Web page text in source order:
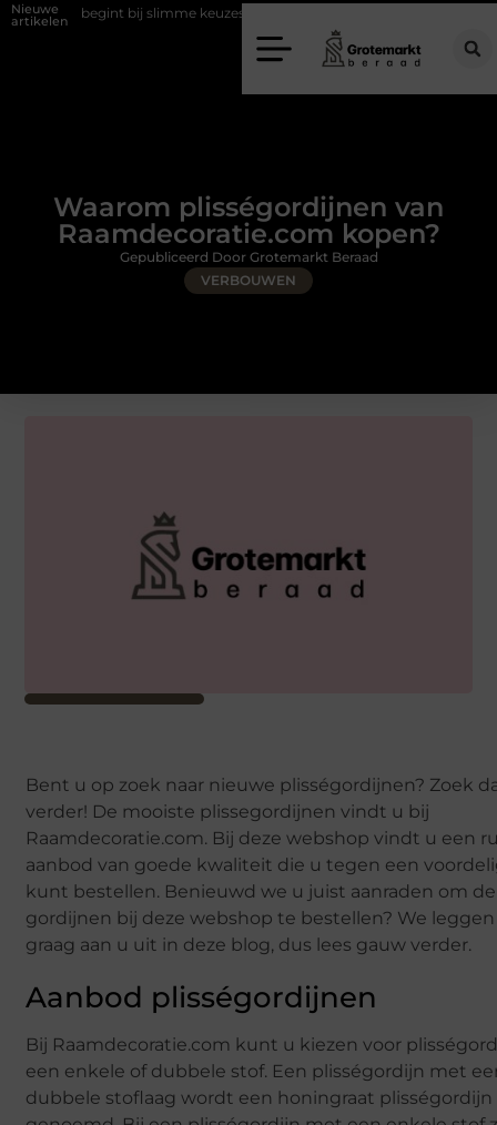
Nieuwe
artikelen
bij slimme keuzes Waarom kiezen voor een rijschool in Utrecht?
Waarom plisségordijnen van
Raamdecoratie.com kopen?
VERBOUWEN
Gepubliceerd Door Grotemarkt Beraad
Bent u op zoek naar nieuwe plisségordijnen? Zoek
verder! De mooiste plissegordijnen vindt u bij
Raamdecoratie.com. Bij deze webshop vindt u een
aanbod van goede kwaliteit die u tegen een
kunt bestellen. Benieuwd we u juist aanraden om de
gordijnen bij deze webshop te bestellen? We
graag aan u uit in deze blog, dus lees gauw verder.
Aanbod plisségordijnen
Bij Raamdecoratie.com kunt u kiezen voor
een enkele of dubbele stof. Een plisségordijn met
dubbele stoflaag wordt een honingraat plisségordijn